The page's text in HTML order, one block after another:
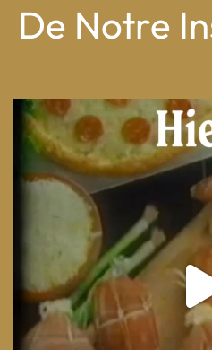
De Notre
From wood-paneled
8